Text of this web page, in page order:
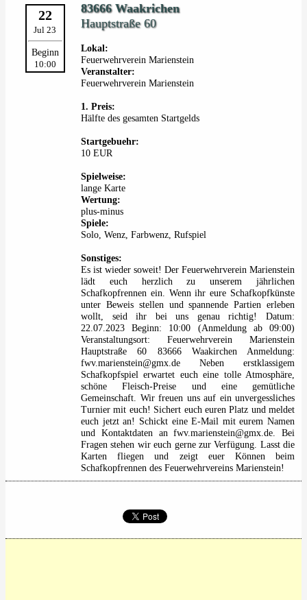
22
Jul 23
Beginn
10:00
83666 Waakrichen
Hauptstraße 60
Lokal:
Feuerwehrverein Marienstein
Veranstalter:
Feuerwehrverein Marienstein
1. Preis:
Hälfte des gesamten Startgelds
Startgebuehr:
10 EUR
Spielweise:
lange Karte
Wertung:
plus-minus
Spiele:
Solo, Wenz, Farbwenz, Rufspiel
Sonstiges:
Es ist wieder soweit! Der Feuerwehrverein Marienstein
lädt euch herzlich zu unserem jährlichen
Schafkopfrennen ein. Wenn ihr eure Schafkopfkünste
unter Beweis stellen und spannende Partien erleben
wollt, seid ihr bei uns genau richtig! Datum:
22.07.2023 Beginn: 10:00 (Anmeldung ab 09:00)
Veranstaltungsort: Feuerwehrverein Marienstein
Hauptstraße 60 83666 Waakirchen Anmeldung:
fwv.marienstein@gmx.de Neben erstklassigem
Schafkopfspiel erwartet euch eine tolle Atmosphäre,
schöne Fleisch-Preise und eine gemütliche
Gemeinschaft. Wir freuen uns auf ein unvergessliches
Turnier mit euch! Sichert euch euren Platz und meldet
euch jetzt an! Schickt eine E-Mail mit eurem Namen
und Kontaktdaten an fwv.marienstein@gmx.de. Bei
Fragen stehen wir euch gerne zur Verfügung. Lasst die
Karten fliegen und zeigt euer Können beim
Schafkopfrennen des Feuerwehrvereins Marienstein!